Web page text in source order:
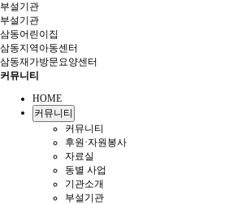
부설기관
부설기관
삼동어린이집
삼동지역아동센터
삼동재가방문요양센터
커뮤니티
HOME
커뮤니티
커뮤니티
후원·자원봉사
자료실
동별 사업
기관소개
부설기관